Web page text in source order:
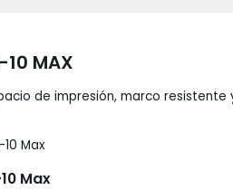
10 MAX
de impresión, marco resistente
Max